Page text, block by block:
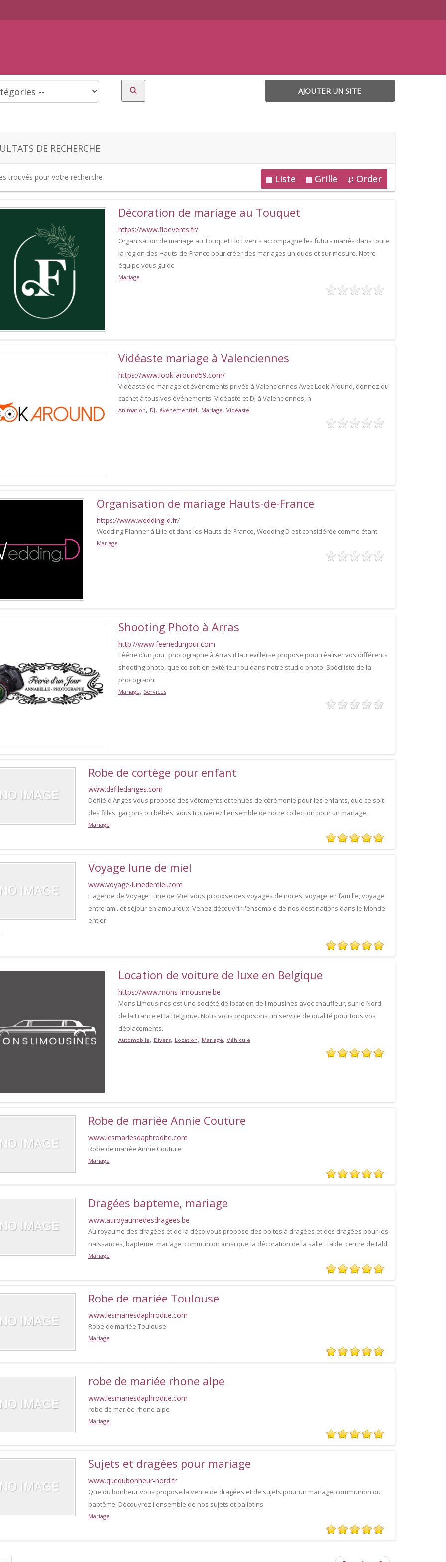
AJOUTER UN SITE
DE RECHERCHE
trouvés pour votre recherche Liste Grille Order
Décoration de mariage au Touquet
https://www.floevents.fr/
Organisation de mariage au Touquet Flo Events accompagne les futurs mariés dans toute
la région des Hauts-de-France pour créer des mariages uniques et sur mesure. Notre
équipe vous guide
Mariage
Vidéaste mariage à Valenciennes
https://www.look-around59.com/
Vidéaste de mariage et événements privés à Valenciennes Avec Look Around, donnez du
cachet à tous vos événements. Vidéaste et DJ à Valenciennes, n
Animation, DJ, événementiel, Mariage, Vidéaste
Organisation de mariage Hauts-de-France
https://www.wedding-d.fr/
Wedding Planner à Lille et dans les Hauts-de-France, Wedding D est considérée comme étant
Mariage
Shooting Photo à Arras
http://www.feeriedunjour.com
Féérie d’un jour, photographe à Arras (Hauteville) se propose pour réaliser vos différents
shooting photo, que ce soit en extérieur ou dans notre studio photo. Spéciliste de la
photographi
Mariage, Services
Robe de cortège pour enfant
www.defiledanges.com
Défilé d'Anges vous propose des vêtements et tenues de cérémonie pour les enfants, que ce soit
des filles, garçons ou bébés, vous trouverez l'ensemble de notre collection pour un mariage,
Mariage
Voyage lune de miel
www.voyage-lunedemiel.com
L'agence de Voyage Lune de Miel vous propose des voyages de noces, voyage en famille, voyage
entre ami, et séjour en amoureux. Venez découvrir l'ensemble de nos destinations dans le Monde
entier
Location de voiture de luxe en Belgique
https://www.mons-limousine.be
Mons Limousines est une société de location de limousines avec chauffeur, sur le Nord
de la France et la Belgique. Nous vous proposons un service de qualité pour tous vos
déplacements.
Automobile, Divers, Location, Mariage, Véhicule
Robe de mariée Annie Couture
www.lesmariesdaphrodite.com
Robe de mariée Annie Couture
Mariage
Dragées bapteme, mariage
www.auroyaumedesdragees.be
Au royaume des dragées et de la déco vous propose des boites à dragées et des dragées pour les
naissances, bapteme, mariage, communion ainsi que la décoration de la salle : table, centre de tabl
Mariage
Robe de mariée Toulouse
www.lesmariesdaphrodite.com
Robe de mariée Toulouse
Mariage
robe de mariée rhone alpe
www.lesmariesdaphrodite.com
robe de mariée rhone alpe
Mariage
Sujets et dragées pour mariage
www.quedubonheur-nord.fr
Que du bonheur vous propose la vente de dragées et de sujets pour un mariage, communion ou
baptême. Découvrez l'ensemble de nos sujets et ballotins
Mariage